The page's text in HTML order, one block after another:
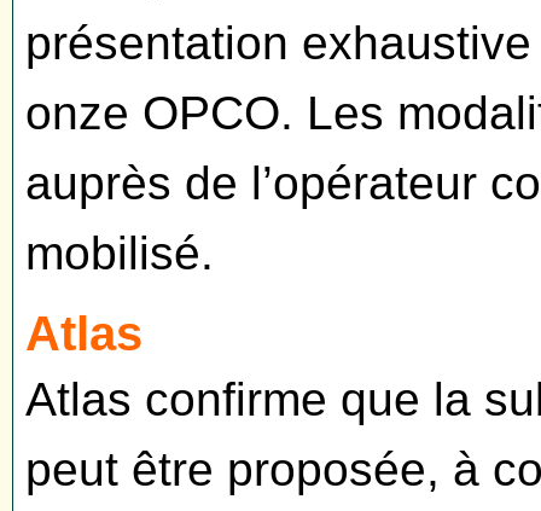
présentation
onze OPCO. Les
auprès de l’opérateur
mobilisé.
Atlas
Atlas confirme que la
peut être proposée, à